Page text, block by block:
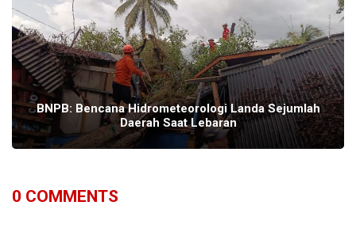
BNPB: Bencana Hidrometeorologi Landa Sejumlah
Daerah Saat Lebaran
0 COMMENTS